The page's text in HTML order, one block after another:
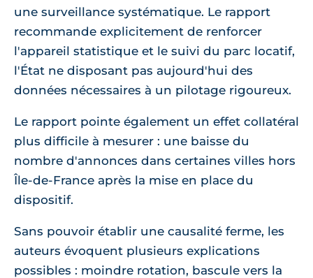
une surveillance systématique. Le rapport
recommande explicitement de renforcer
l'appareil statistique et le suivi du parc locatif,
l'État ne disposant pas aujourd'hui des
données nécessaires à un pilotage rigoureux.
Le rapport pointe également un effet collatéral
plus difficile à mesurer : une baisse du
nombre d'annonces dans certaines villes hors
Île-de-France après la mise en place du
dispositif.
Sans pouvoir établir une causalité ferme, les
auteurs évoquent plusieurs explications
possibles : moindre rotation, bascule vers la